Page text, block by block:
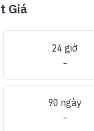
Giá
24 giờ
-
90 ngày
-